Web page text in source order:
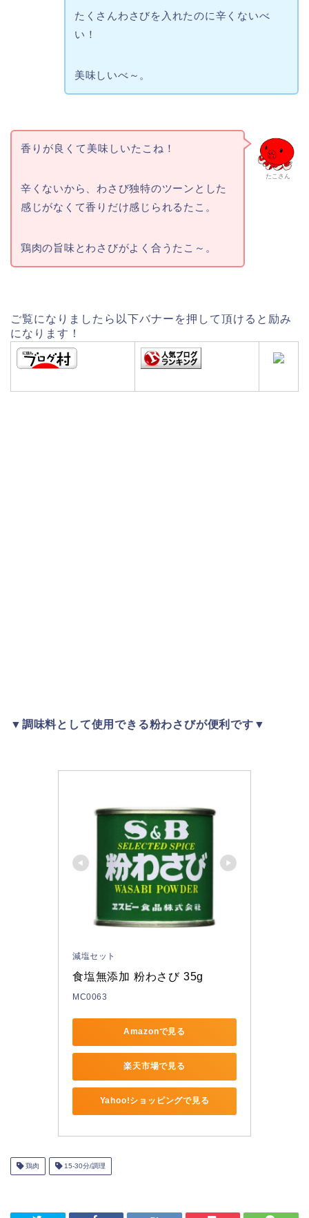
たくさんわさびを入れたのに辛くないべ
い！
美味しいべ～。
たこさん
香りが良くて美味しいたこね！
辛くないから、わさび独特のツーンとした
感じがなくて香りだけ感じられるたこ。
鶏肉の旨味とわさびがよく合うたこ～。
ご覧になりましたら以下バナーを押して頂けると励み
になります！
▼調味料として使用できる粉わさびが便利です▼
減塩セット
食塩無添加 粉わさび 35g
MC0063
Amazonで見る
楽天市場で見る
Yahoo!ショッピングで見る
鶏肉 15-30分/調理